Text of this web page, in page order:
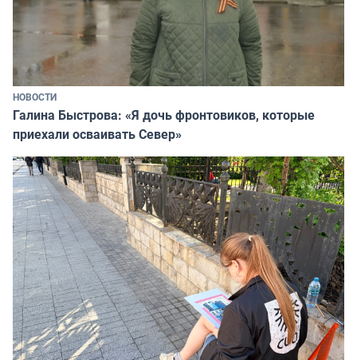
НОВОСТИ
Галина Быстрова: «Я дочь фронтовиков, которые
приехали осваивать Север»